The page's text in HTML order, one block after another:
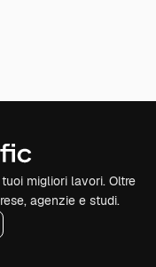
migliori lavori. Oltre
agenzie e studi.